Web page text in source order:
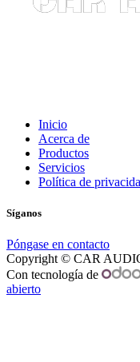
Inicio
Acerca de
Productos
Servicios
Política de
Síganos
Póngase en contacto
Copyright © CAR
Con tecnología de
abierto